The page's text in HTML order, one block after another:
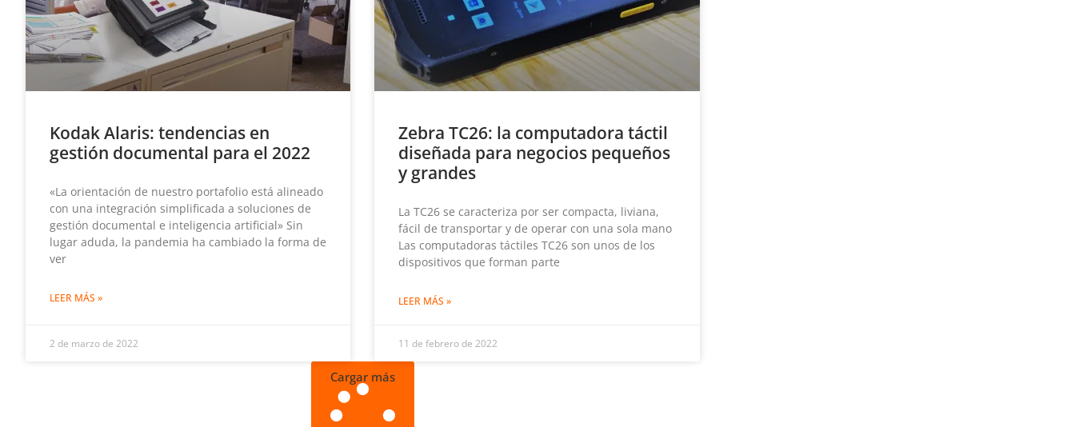
Kodak Alaris: tendencias en
gestión documental para el 2022
«La orientación de nuestro portafolio está alineado
con una integración simplificada a soluciones de
gestión documental e inteligencia artificial» Sin
lugar aduda, la pandemia ha cambiado la forma de
ver
LEER MÁS »
2 de marzo de 2022
Zebra TC26: la computadora táctil
diseñada para negocios pequeños
y grandes
La TC26 se caracteriza por ser compacta, liviana,
fácil de transportar y de operar con una sola mano
Las computadoras táctiles TC26 son unos de los
dispositivos que forman parte
LEER MÁS »
11 de febrero de 2022
Cargar más